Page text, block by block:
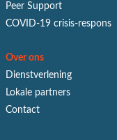
Peer Support
COVID-19 crisis-respons
Over ons
Dienstverlening
Lokale partners
Contact